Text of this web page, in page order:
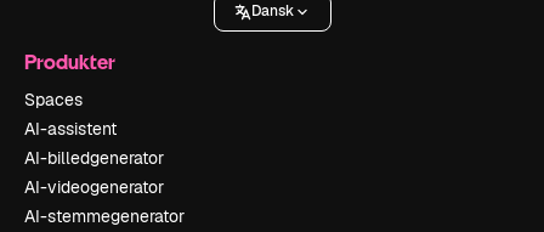
Dansk
Produkter
Spaces
AI-assistent
AI-billedgenerator
AI-videogenerator
AI-stemmegenerator